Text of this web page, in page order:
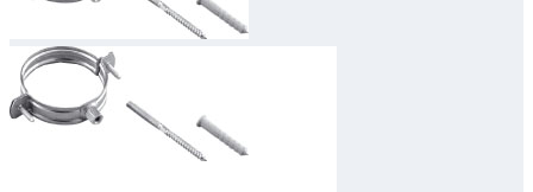
Oplossingen